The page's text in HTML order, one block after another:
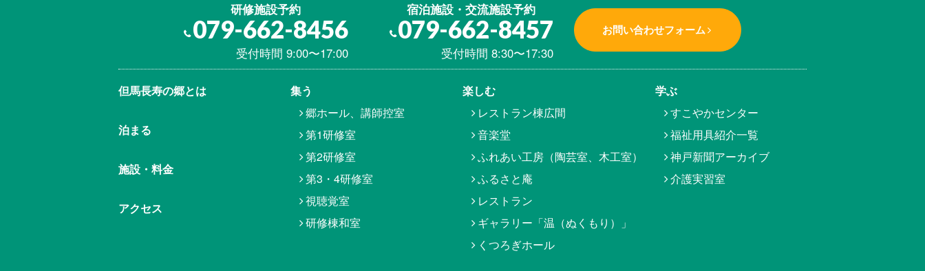
研修施設予約
079-662-8456
受付時間 9:00〜17:00
宿泊施設・交流施設予約
079-662-8457
受付時間 8:30〜17:30
お問い合わせフォーム
但馬⾧寿の郷とは
泊まる
施設・料金
アクセス
集う
郷ホール、講師控室
第1研修室
第2研修室
第3・4研修室
視聴覚室
研修棟和室
楽しむ
レストラン棟広間
音楽堂
ふれあい工房（陶芸室、木工室）
ふるさと庵
レストラン
ギャラリー「温（ぬくもり）」
くつろぎホール
学ぶ
すこやかセンター
福祉用具紹介一覧
神戸新聞アーカイブ
介護実習室